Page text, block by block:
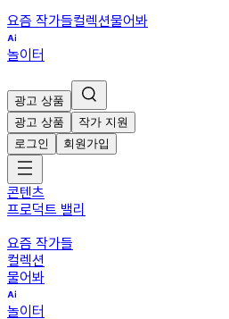
요즘 작가들컬렉션물어봐
놀이터
광고 상품
광고 상품
작가 지원
로그인
회원가입
콘텐츠
프로덕트 밸리
요즘 작가들
컬렉션
물어봐
놀이터